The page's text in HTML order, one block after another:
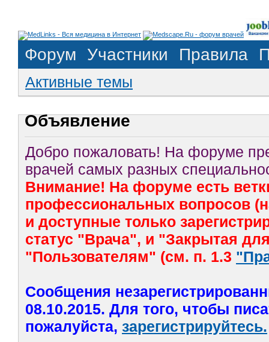
Форум Участники Правила
Активные темы
Объявление
Добро пожаловать! На форуме
врачей самых разных
Внимание! На форуме есть
профессиональных вопросов
и доступные только
статус "Врача", и "Закрытая
"Пользователям" (см. п. 1.3
Сообщения
08.10.2015. Для того, чтобы
пожалуйста, зарегистрируйтесь.